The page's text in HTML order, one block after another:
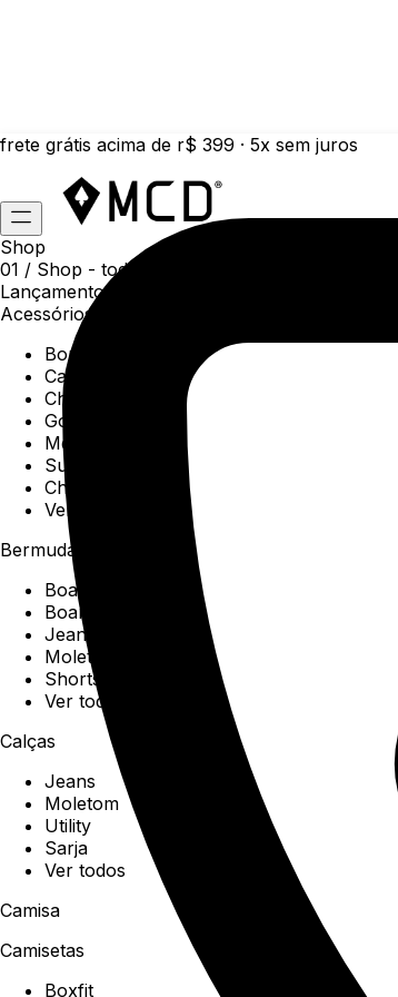
frete grátis acima de r$ 399 · 5x sem juros
Shop
01 / Shop - todas as categorias da coleção atual
Lançamentos da semana
Acessórios
Boné
Carteiras
Chaveiros
Gorros
Meias
Sunga
Chinelos
Ver todos
Bermudas
Boardshorts
Boardwalk
Jeans
Moletom
Shorts
Ver todos
Calças
Jeans
Moletom
Utility
Sarja
Ver todos
Camisa
Camisetas
Boxfit